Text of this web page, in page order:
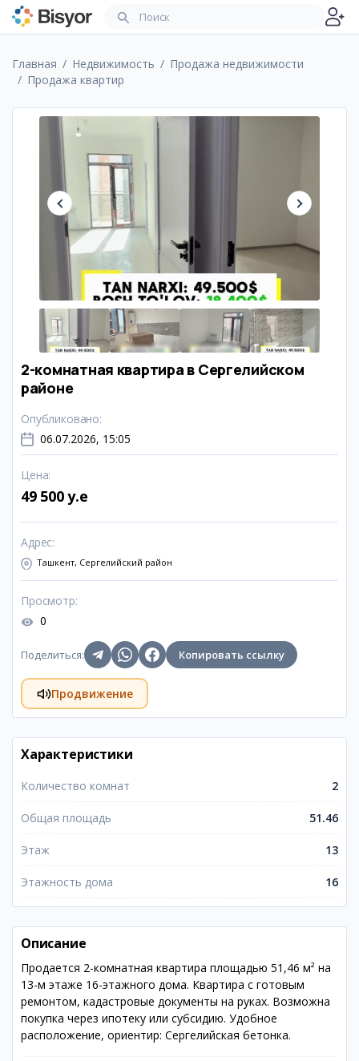
Главная Недвижимость
Продажа недвижимости
Продажа квартир
2-комнатная квартира в Сергелийском
районе
Опубликовано:
06.07.2026, 15:05
Цена:
49 500 y.e
Адрес:
Ташкент, Сергелийский район
Просмотр:
0
Поделиться: Копировать ссылку
Продвижение
Характеристики
Количество комнат 2
Общая площадь 51.46
Этаж 13
Этажность дома 16
Описание
Продается 2-комнатная квартира площадью 51,46 м² на
13-м этаже 16-этажного дома. Квартира с готовым
ремонтом, кадастровые документы на руках. Возможна
покупка через ипотеку или субсидию. Удобное
расположение, ориентир: Сергелийская бетонка.